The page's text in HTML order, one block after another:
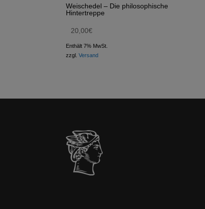
Weischedel – Die philosophische
Hintertreppe
20,00€
Enthält 7% MwSt.
zzgl.Versand